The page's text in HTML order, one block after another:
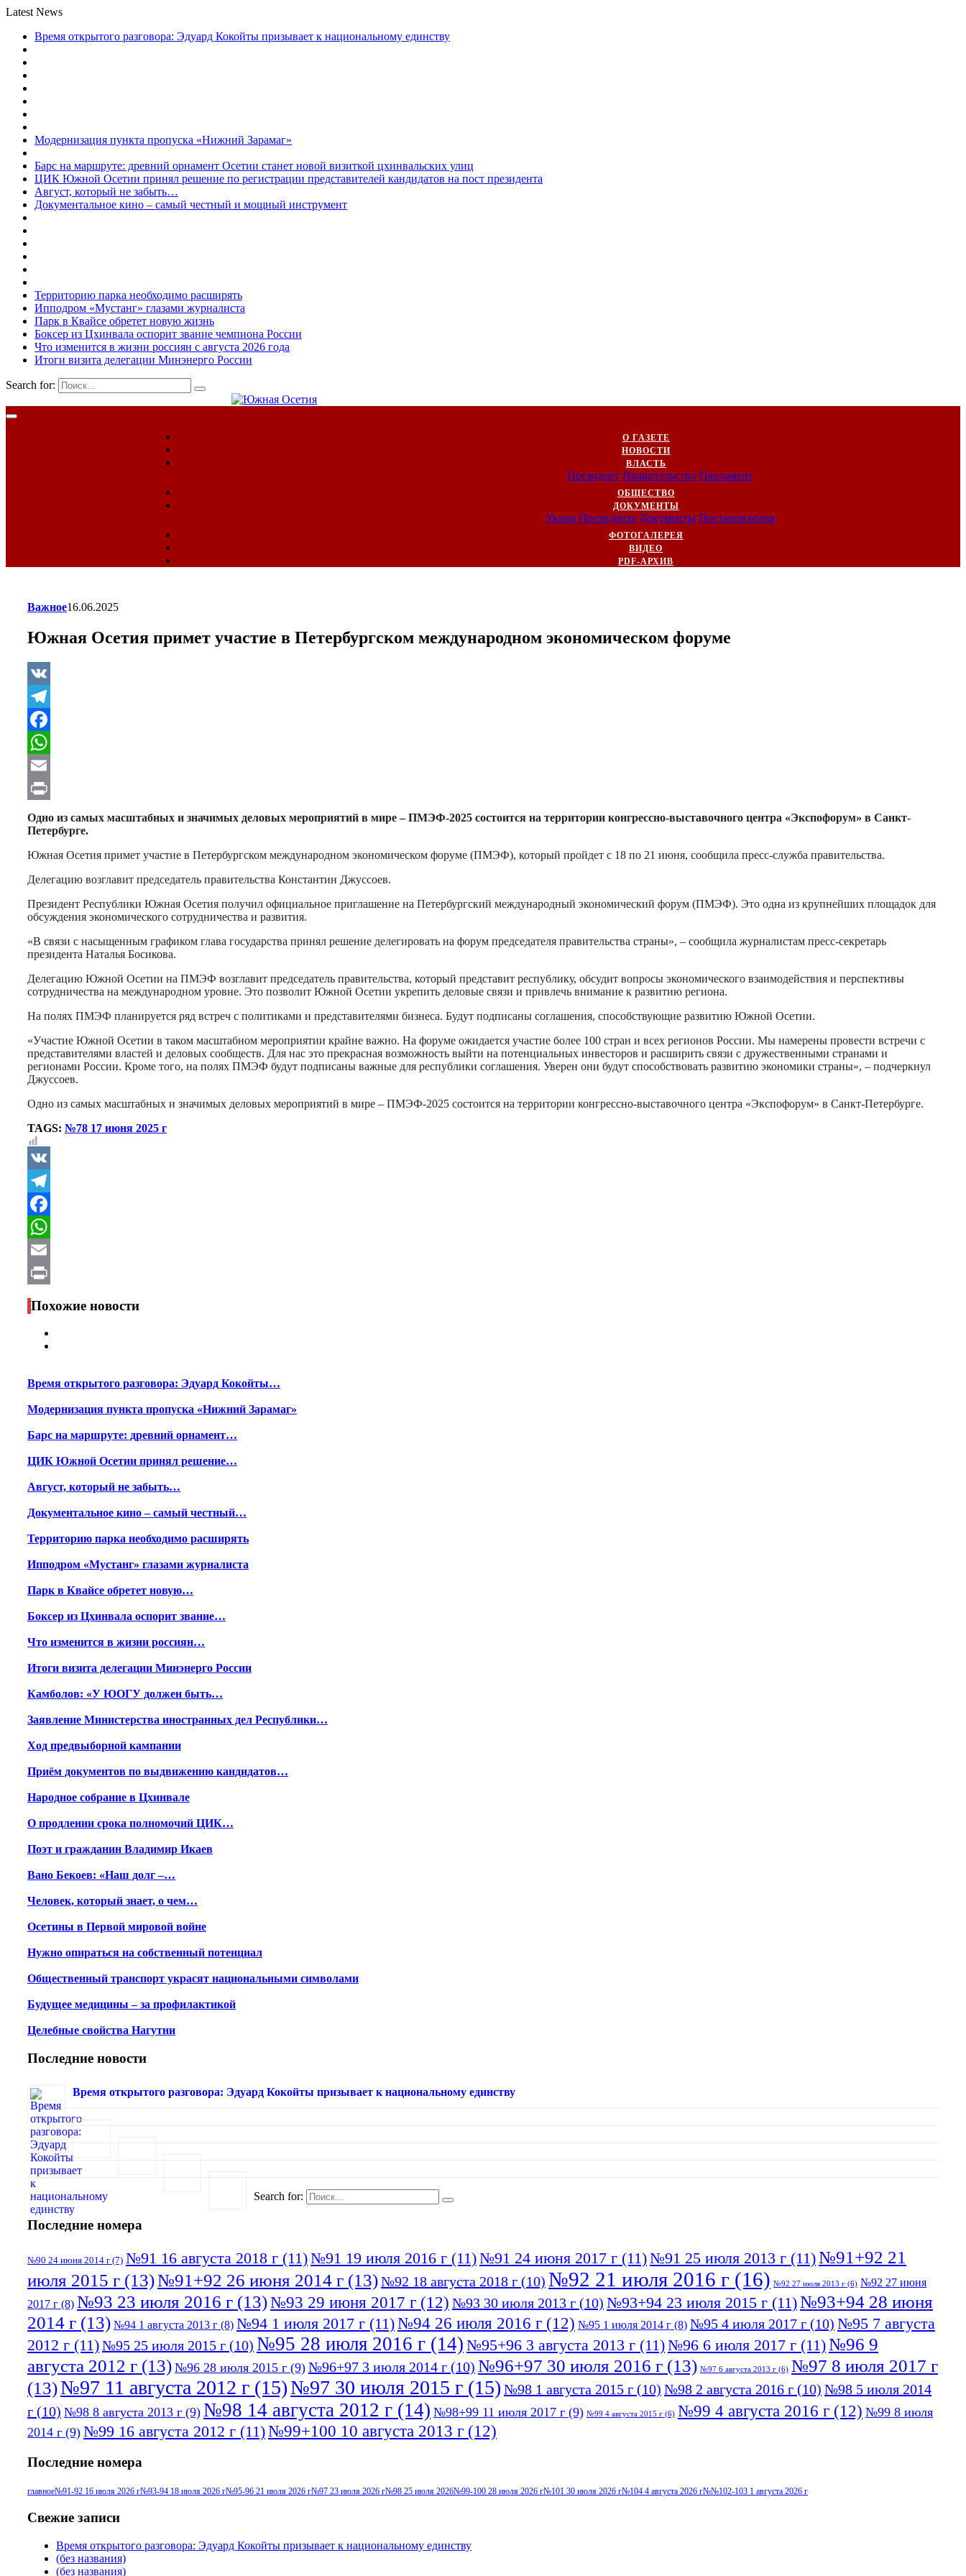
Latest News
Время открытого разговора: Эдуард Кокойты призывает к национальному единству
Модернизация пункта пропуска «Нижний Зарамаг»
Барс на маршруте: древний орнамент Осетии станет новой визиткой цхинвальских улиц
ЦИК Южной Осетии принял решение по регистрации представителей кандидатов на пост президента
Август, который не забыть…
Документальное кино – самый честный и мощный инструмент
Территорию парка необходимо расширять
Ипподром «Мустанг» глазами журналиста
Парк в Квайсе обретет новую жизнь
Боксер из Цхинвала оспорит звание чемпиона России
Что изменится в жизни россиян с августа 2026 года
Итоги визита делегации Минэнерго России
Search for:
О ГАЗЕТЕ
НОВОСТИ
ВЛАСТЬ
Президент Правительство Парламент
ОБЩЕСТВО
ДОКУМЕНТЫ
Указы Президента Документы Постановления
ФОТОГАЛЕРЕЯ
ВИДЕО
PDF-АРХИВ
Важное16.06.2025
Южная Осетия примет участие в Петербургском международном экономическом форуме
VK
Telegram
Facebook
WhatsApp
Email
Print
Одно из самых масштабных и значимых деловых мероприятий в мире – ПМЭФ-2025 состоится на территории конгрессно-выставочного центра «Экспофорум» в Санкт-
Петербурге.
Южная Осетия примет участие в Петербургском международном экономическом форуме (ПМЭФ), который пройдет с 18 по 21 июня, сообщила пресс-служба правительства.
Делегацию возглавит председатель правительства Константин Джуссоев.
Президент Республики Южная Осетия получил официальное приглашение на Петербургский международный экономический форум (ПМЭФ). Это одна из крупнейших площадок для
обсуждения экономического сотрудничества и развития.
«В связи с насыщенным графиком глава государства принял решение делегировать на форум председателя правительства страны», – сообщила журналистам пресс-секретарь
президента Наталья Босикова.
Делегацию Южной Осетии на ПМЭФ возглавит председатель правительства, который представит республику, обсудит вопросы экономического взаимодействия и перспективы
сотрудничества на международном уровне. Это позволит Южной Осетии укрепить деловые связи и привлечь внимание к развитию региона.
На полях ПМЭФ планируется ряд встреч с политиками и представителями бизнеса. Будут подписаны соглашения, способствующие развитию Южной Осетии.
«Участие Южной Осетии в таком масштабном мероприятии крайне важно. На форуме ожидается участие более 100 стран и всех регионов России. Мы намерены провести встречи с
представителями властей и деловых сообществ. Для нас это прекрасная возможность выйти на потенциальных инвесторов и расширить связи с дружественными странами и
регионами России. Кроме того, на полях ПМЭФ будут подписаны важные для республики соглашения. Уверен они будут способствовать развитию экономики страны», – подчеркнул
Джуссоев.
Одно из самых масштабных и значимых деловых мероприятий в мире – ПМЭФ-2025 состоится на территории конгрессно-выставочного центра «Экспофорум» в Санкт-Петербурге.
TAGS: №78 17 июня 2025 г
VK
Telegram
Facebook
WhatsApp
Email
Print
Похожие новости
Время открытого разговора: Эдуард Кокойты…
Модернизация пункта пропуска «Нижний Зарамаг»
Барс на маршруте: древний орнамент…
ЦИК Южной Осетии принял решение…
Август, который не забыть…
Документальное кино – самый честный…
Территорию парка необходимо расширять
Ипподром «Мустанг» глазами журналиста
Парк в Квайсе обретет новую…
Боксер из Цхинвала оспорит звание…
Что изменится в жизни россиян…
Итоги визита делегации Минэнерго России
Камболов: «У ЮОГУ должен быть…
Заявление Министерства иностранных дел Республики…
Ход предвыборной кампании
Приём документов по выдвижению кандидатов…
Народное собрание в Цхинвале
О продлении срока полномочий ЦИК…
Поэт и гражданин Владимир Икаев
Вано Бекоев: «Наш долг –…
Человек, который знает, о чем…
Осетины в Первой мировой войне
Нужно опираться на собственный потенциал
Общественный транспорт украсят национальными символами
Будущее медицины – за профилактикой
Целебные свойства Нагутни
Последние новости
Время открытого разговора: Эдуард Кокойты призывает к национальному единству
Search for:
Последние номера
№90 24 июня 2014 г (7) №91 16 августа 2018 г (11)№91 19 июля 2016 г (11)№91 24 июня 2017 г (11)№91 25 июля 2013 г (11)№91+92 21
июля 2015 г (13)№91+92 26 июня 2014 г (13)№92 18 августа 2018 г (10) №92 21 июля 2016 г (16) №92 27 июля 2013 г (6) №92 27 июня
2017 г (8) №93 23 июля 2016 г (13)№93 29 июня 2017 г (12) №93 30 июля 2013 г (10) №93+94 23 июля 2015 г (11)№93+94 28 июня
2014 г (13) №94 1 августа 2013 г (8) №94 1 июля 2017 г (11)№94 26 июля 2016 г (12) №95 1 июля 2014 г (8) №95 4 июля 2017 г (10) №95 7 августа
2012 г (11)№95 25 июля 2015 г (10) №95 28 июля 2016 г (14) №95+96 3 августа 2013 г (11)№96 6 июля 2017 г (11)№96 9
августа 2012 г (13) №96 28 июля 2015 г (9) №96+97 3 июля 2014 г (10) №96+97 30 июля 2016 г (13) №97 6 августа 2013 г (6) №97 8 июля 2017 г
(13)№97 11 августа 2012 г (15)№97 30 июля 2015 г (15) №98 1 августа 2015 г (10) №98 2 августа 2016 г (10) №98 5 июля 2014
г (10) №98 8 августа 2013 г (9) №98 14 августа 2012 г (14) №98+99 11 июля 2017 г (9) №99 4 августа 2015 г (6) №99 4 августа 2016 г (12) №99 8 июля
2014 г (9) №99 16 августа 2012 г (11)№99+100 10 августа 2013 г (12)
Последние номера
главное№91-92 16 июля 2026 г№93-94 18 июля 2026 г№95-96 21 июля 2026 г№97 23 июля 2026 г№98 25 июля 2026№99-100 28 июля 2026 г№101 30 июля 2026 г№104 4 августа 2026 г№№102-103 1 августа 2026 г
Свежие записи
Время открытого разговора: Эдуард Кокойты призывает к национальному единству
(без названия)
(без названия)